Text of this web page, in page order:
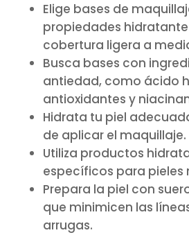
Elige bases de
propiedades
cobertura ligera a
Busca bases con
antiedad, como ácido
antioxidantes y
Hidrata tu piel
de aplicar el maquillaje.
Utiliza productos
específicos para pieles
Prepara la piel con
que minimicen las
arrugas.